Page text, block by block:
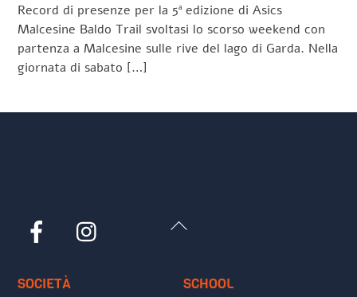
Record di presenze per la 5ª edizione di Asics
Malcesine Baldo Trail svoltasi lo scorso weekend con
partenza a Malcesine sulle rive del lago di Garda. Nella
giornata di sabato […]
Back
Facebook
SOCIETÀ SCHOOL